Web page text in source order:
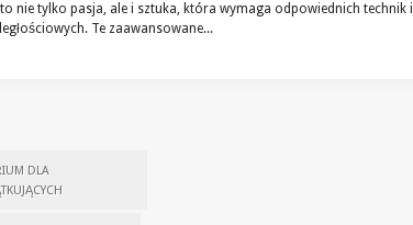
nie tylko pasja, ale i sztuka, która wymaga odpowiednich technik i
Te zaawansowane...
DLA